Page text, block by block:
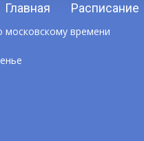
Главная Расписание
московскому времени